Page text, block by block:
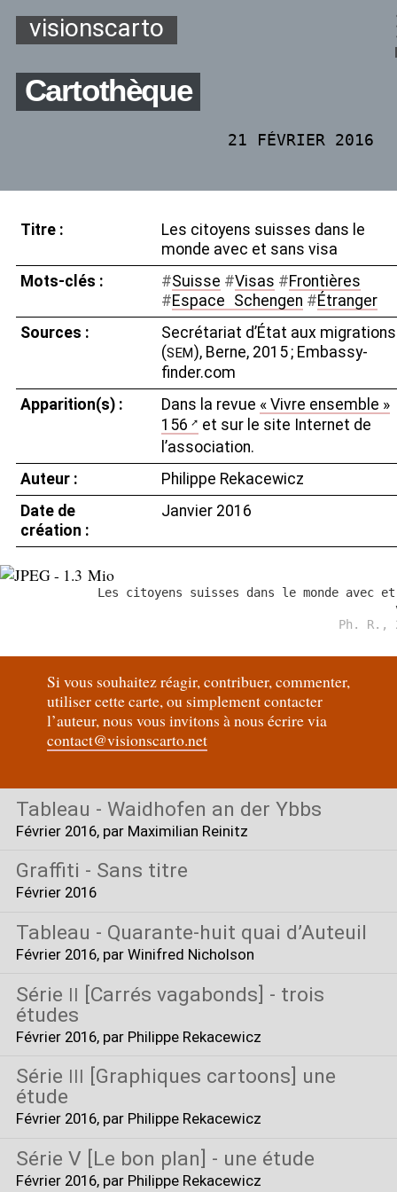
visionscarto
Cartothèque
21 FÉVRIER 2016
Titre :
Les citoyens suisses dans le
monde avec et sans visa
Mots-clés :
#Suisse #Visas #Frontières
#Espace Schengen #Étranger
Sources :
Secrétariat d’État aux migrations
(SEM), Berne, 2015 ; Embassy-
finder.com
Apparition(s) :
Dans la revue « Vivre ensemble »
156
et sur le site Internet de
l’association.
Auteur :
Philippe Rekacewicz
Date de
création :
Janvier 2016
Les citoyens suisses dans le monde avec et
Ph. R.,
Si vous souhaitez réagir, contribuer, commenter,
utiliser cette carte, ou simplement contacter
l’auteur, nous vous invitons à nous écrire via
contact@visionscarto.net
Tableau - Waidhofen an der Ybbs
Février 2016, par Maximilian Reinitz
Graffiti - Sans titre
Février 2016
Tableau - Quarante-huit quai d’Auteuil
Février 2016, par Winifred Nicholson
Série II [Carrés vagabonds] - trois
études
Février 2016, par Philippe Rekacewicz
Série
[Graphiques cartoons] une
étude
Février 2016, par Philippe Rekacewicz
Série V [Le bon plan] - une étude
Février 2016, par Philippe Rekacewicz